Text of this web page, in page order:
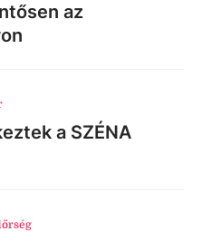
az
a SZÉNA